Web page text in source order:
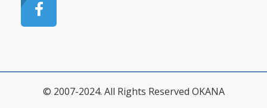
© 2007-2024. All Rights Reserved OKANA